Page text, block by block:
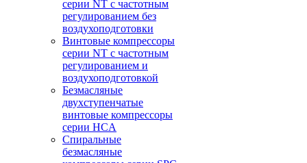
серии NT с частотным
регулированием без
воздухоподготовки
Винтовые компрессоры
серии NT с частотным
регулированием и
воздухоподготовкой
Безмасляные
двухступенчатые
винтовые компрессоры
серии HCA
Спиральные
безмасляные